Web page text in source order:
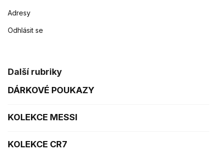
Adresy
Odhlásit se
Další rubriky
DÁRKOVÉ POUKAZY
KOLEKCE MESSI
KOLEKCE CR7